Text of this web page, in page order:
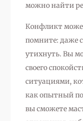
можно найти
Конфликт
помните: даже
утихнуть. Вы
своего
ситуациями,
как опытный
вы сможете